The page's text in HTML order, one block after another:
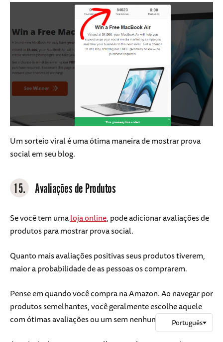
Um sorteio viral é uma ótima maneira de mostrar prova
social em seu blog.
15. Avaliações de Produtos
Se você tem umaloja online, pode adicionar avaliações de
produtos para mostrar prova social.
Quanto mais avaliações positivas seus produtos tiverem,
maior a probabilidade de as pessoas os comprarem.
Pense em quando você compra na Amazon. Ao navegar por
produtos semelhantes, você geralmente escolhe aquele
com ótimas avaliações ou um sem nenhuma avaliação?